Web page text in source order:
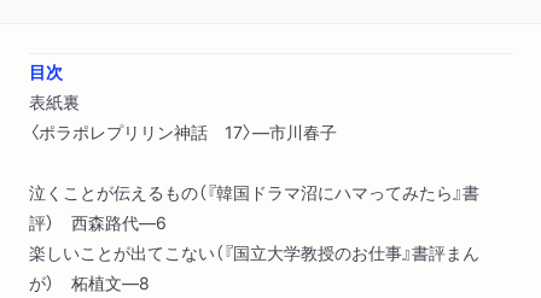
目次
表紙裏
〈ポラポレプリリン神話 17〉―市川春子
泣くことが伝えるもの（『韓国ドラマ沼にハマってみたら』書
評） 西森路代―6
楽しいことが出てこない（『国立大学教授のお仕事』書評まん
が） 柘植文―8